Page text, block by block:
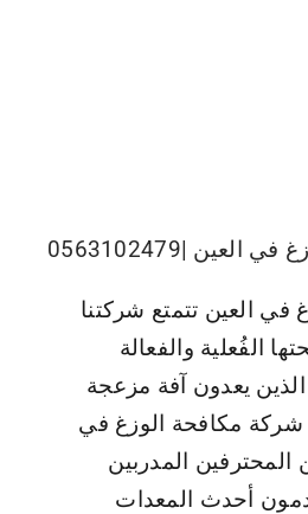
|0563102479
العين تتمتع شركتنا
الفُعلية والفعالة
الذين يعدون آفة مزعجة
شركة مكافحة الوزغ في
المحترفين المدربين
أحدث المعدات